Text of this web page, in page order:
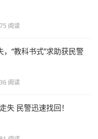
阅读
，“教科书式”求助获民警
阅读
失 民警迅速找回！